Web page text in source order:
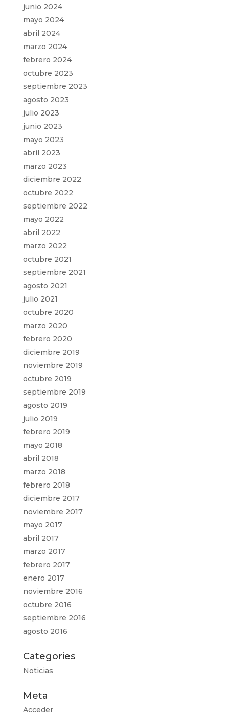
junio 2024
mayo 2024
abril 2024
marzo 2024
febrero 2024
octubre 2023
septiembre 2023
agosto 2023
julio 2023
junio 2023
mayo 2023
abril 2023
marzo 2023
diciembre 2022
octubre 2022
septiembre 2022
mayo 2022
abril 2022
marzo 2022
octubre 2021
septiembre 2021
agosto 2021
julio 2021
octubre 2020
marzo 2020
febrero 2020
diciembre 2019
noviembre 2019
octubre 2019
septiembre 2019
agosto 2019
julio 2019
febrero 2019
mayo 2018
abril 2018
marzo 2018
febrero 2018
diciembre 2017
noviembre 2017
mayo 2017
abril 2017
marzo 2017
febrero 2017
enero 2017
noviembre 2016
octubre 2016
septiembre 2016
agosto 2016
Categories
Noticias
Meta
Acceder